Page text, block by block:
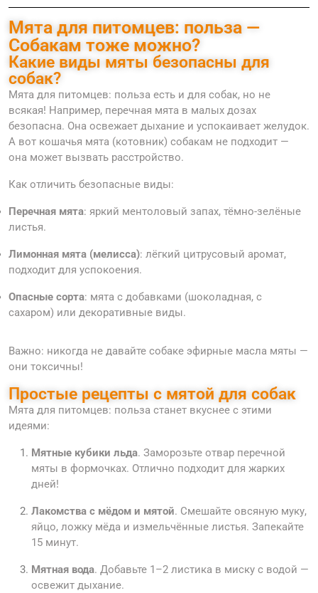
Мята для питомцев: польза —
Собакам тоже можно?
Какие виды мяты безопасны для
собак?
Мята для питомцев: польза есть и для собак, но не
всякая! Например, перечная мята в малых дозах
безопасна. Она освежает дыхание и успокаивает желудок.
А вот кошачья мята (котовник) собакам не подходит —
она может вызвать расстройство.
Как отличить безопасные виды:
Перечная мята: яркий ментоловый запах, тёмно-зелёные
листья.
Лимонная мята (мелисса): лёгкий цитрусовый аромат,
подходит для успокоения.
Опасные сорта: мята с добавками (шоколадная, с
сахаром) или декоративные виды.
Важно: никогда не давайте собаке эфирные масла мяты —
они токсичны!
Простые рецепты с мятой для собак
Мята для питомцев: польза станет вкуснее с этими
идеями:
Мятные кубики льда. Заморозьте отвар перечной
мяты в формочках. Отлично подходит для жарких
дней!
Лакомства с мёдом и мятой. Смешайте овсяную муку,
яйцо, ложку мёда и измельчённые листья. Запекайте
15 минут.
Мятная вода. Добавьте 1–2 листика в миску с водой —
освежит дыхание.